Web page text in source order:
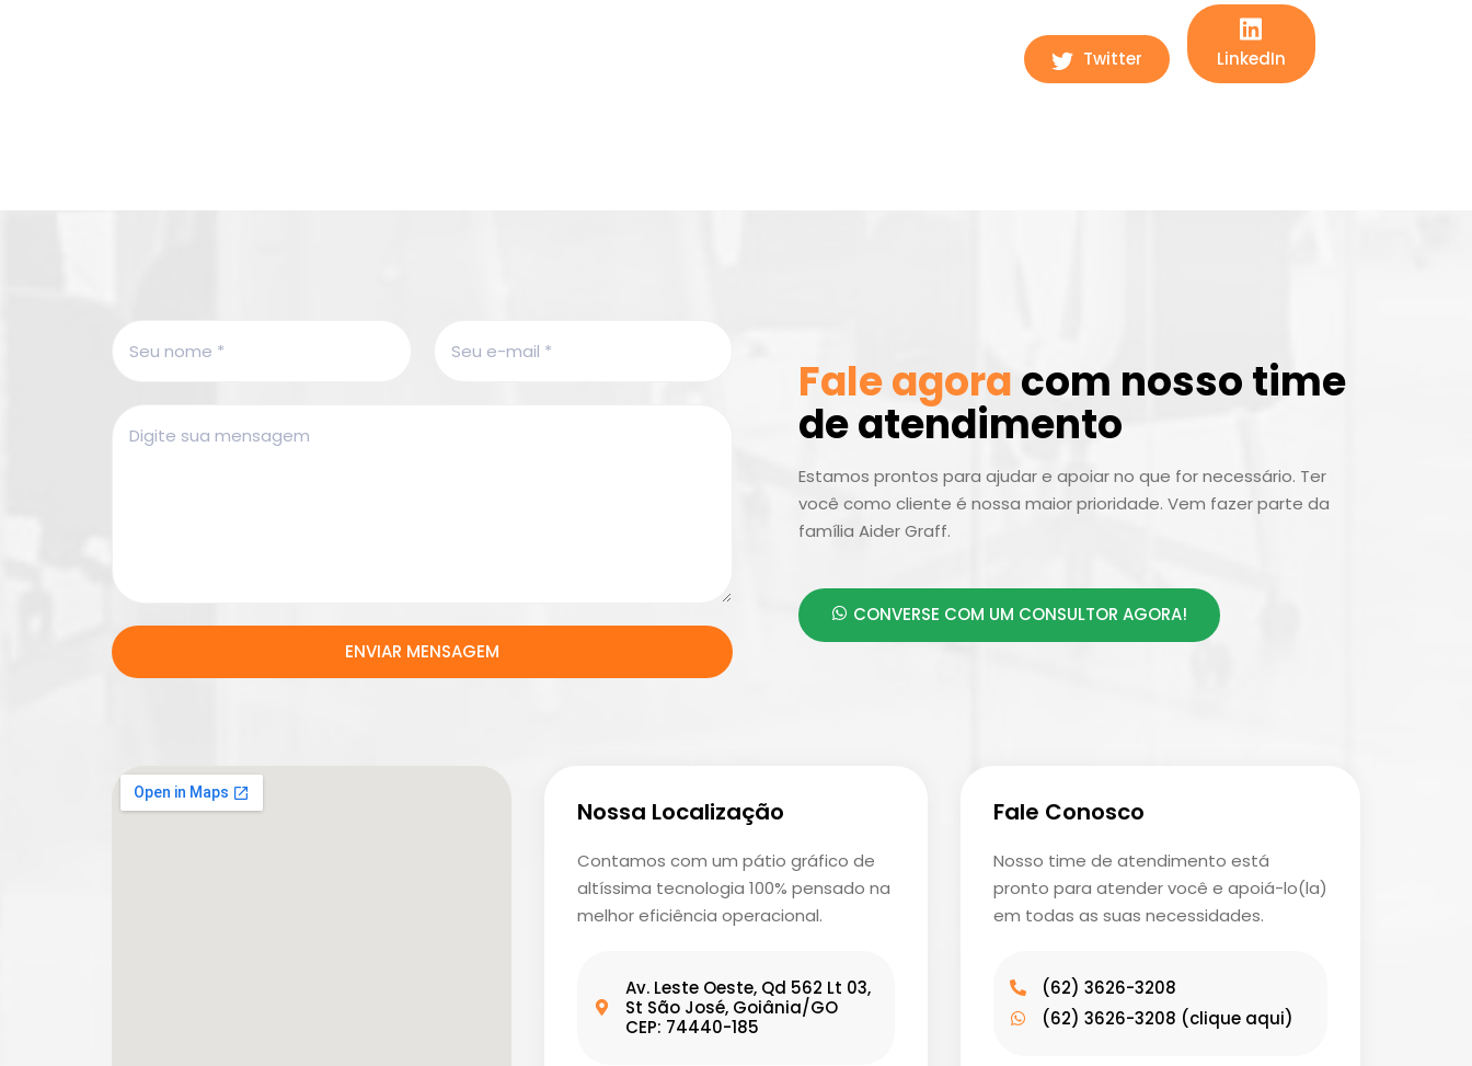
Twitter LinkedIn
ENVIAR MENSAGEM
Fale agoracom nosso time
de atendimento
Estamos prontos para ajudar e apoiar no que for necessário. Ter
você como cliente é nossa maior prioridade. Vem fazer parte da
família Aider Graff.
CONVERSE COM UM CONSULTOR AGORA!
Nossa Localização
Contamos com um pátio gráfico de
altíssima tecnologia 100% pensado na
melhor eficiência operacional.
Av. Leste Oeste, Qd 562 Lt 03,
St São José, Goiânia/GO
CEP: 74440-185
Fale Conosco
Nosso time de atendimento está
pronto para atender você e apoiá-lo(la)
em todas as suas necessidades.
(62) 3626-3208
(62) 3626-3208 (clique aqui)